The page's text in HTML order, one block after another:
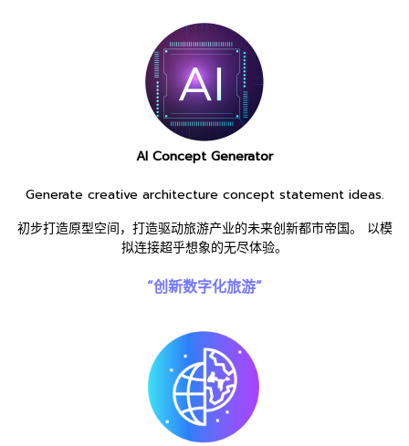
AI Concept Generator
Generate creative architecture concept statement ideas.
初步打造原型空间，打造驱动旅游产业的未来创新都市帝国。 以模
拟连接超乎想象的无尽体验。
“创新数字化旅游”